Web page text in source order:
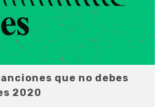
que no debes
2020